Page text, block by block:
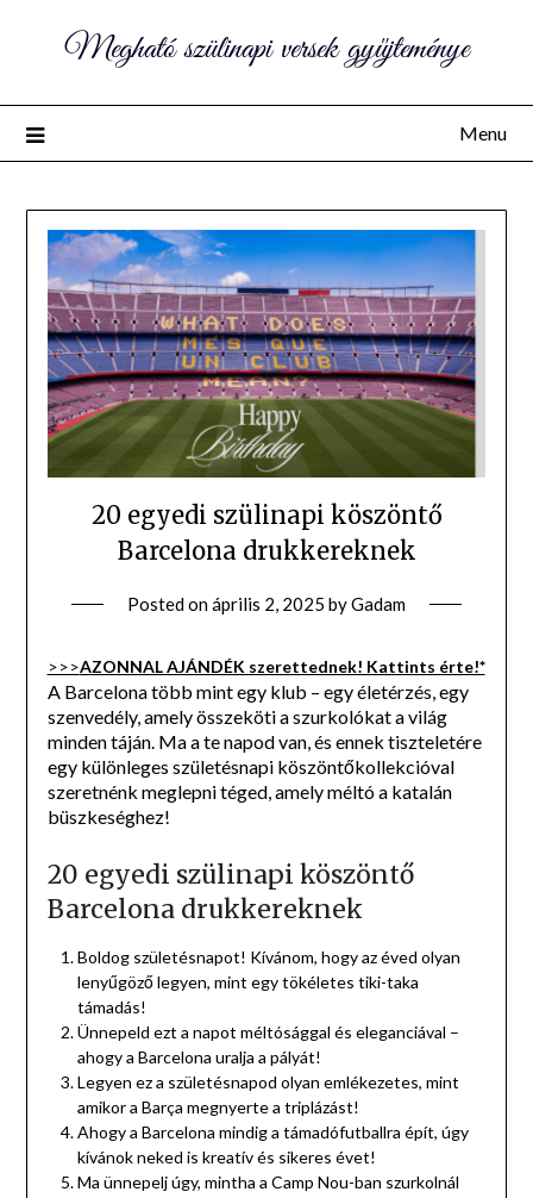
Megható szülinapi versek gyűjteménye
Menu
20 egyedi szülinapi köszöntő
Barcelona drukkereknek
Posted onáprilis 2, 2025 byGadam
>>>AZONNAL AJÁNDÉK szerettednek! Kattints érte!*
A Barcelona több mint egy klub – egy életérzés, egy
szenvedély, amely összeköti a szurkolókat a világ
minden táján. Ma a te napod van, és ennek tiszteletére
egy különleges születésnapi köszöntőkollekcióval
szeretnénk meglepni téged, amely méltó a katalán
büszkeséghez!
20 egyedi szülinapi köszöntő
Barcelona drukkereknek
Boldog születésnapot! Kívánom, hogy az éved olyan
lenyűgöző legyen, mint egy tökéletes tiki-taka
támadás!
Ünnepeld ezt a napot méltósággal és eleganciával –
ahogy a Barcelona uralja a pályát!
Legyen ez a születésnapod olyan emlékezetes, mint
amikor a Barça megnyerte a triplázást!
Ahogy a Barcelona mindig a támadófutballra épít, úgy
kívánok neked is kreatív és sikeres évet!
Ma ünnepelj úgy, mintha a Camp Nou-ban szurkolnál